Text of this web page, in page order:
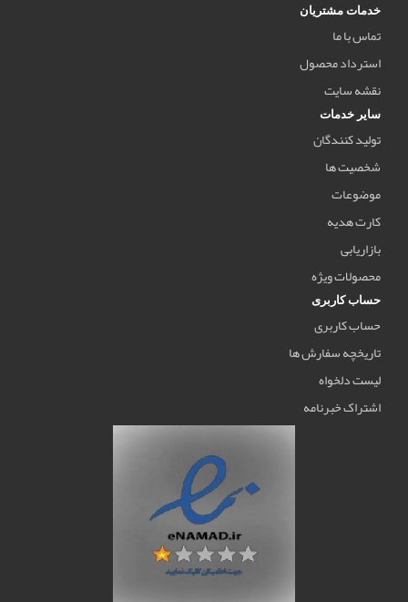
خدمات مشتریان
تماس با ما
استرداد محصول
نقشه سایت
سایر خدمات
تولید کنندگان
شخصیت ها
موضوعات
کارت هدیه
بازاریابی
محصولات ویژه
حساب کاربری
حساب کاربری
تاریخچه سفارش ها
لیست دلخواه
اشتراک خبرنامه